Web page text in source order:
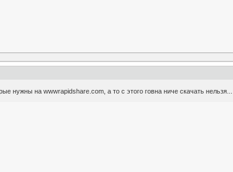
нужны на wwwrapidshare.com, а то с этого говна ниче скачать нельзя...